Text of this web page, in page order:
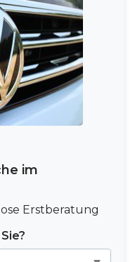
im
Erstberatung